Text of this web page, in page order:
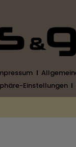
Einstellungen